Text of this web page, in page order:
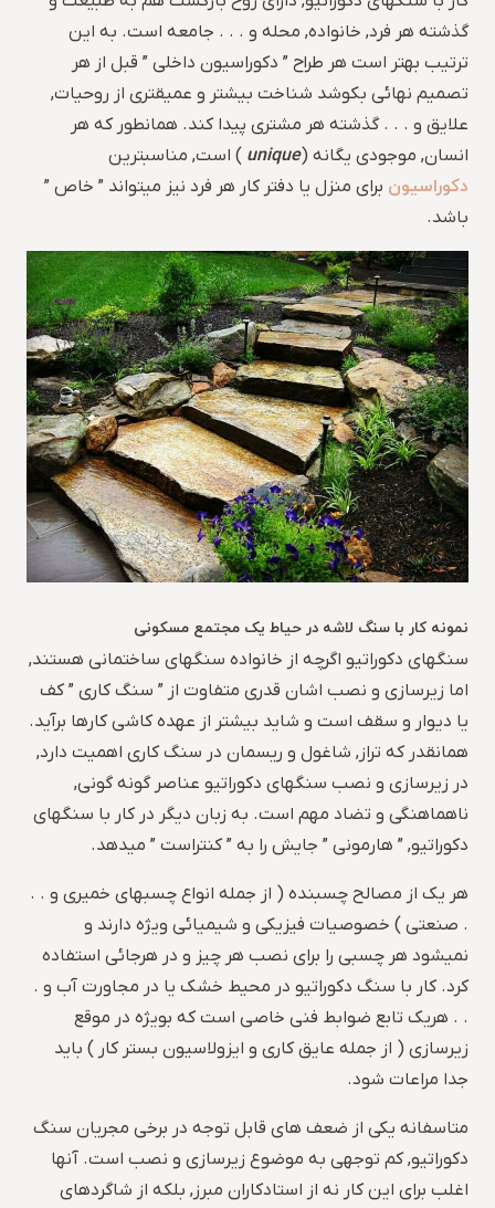
گذشته هر فرد, خانواده, محله و . . . جامعه است. به این
ترتیب بهتر است هر طراح ” دکوراسیون داخلی ” قبل از هر
تصمیم نهائی بکوشد شناخت بیشتر و عمیقتری از روحیات,
علایق و . . . گذشته هر مشتری پیدا کند. همانطور که هر
انسان, موجودی یگانه (unique ) است, مناسبترین
دکوراسیون برای منزل یا دفتر کار هر فرد نیز میتواند ” خاص ”
باشد.
نمونه کار با سنگ لاشه در حیاط یک مجتمع مسکونی
سنگهای دکوراتیو اگرچه از خانواده سنگهای ساختمانی هستند,
اما زیرسازی و نصب اشان قدری متفاوت از ” سنگ کاری ” کف
یا دیوار و سقف است و شاید بیشتر از عهده کاشی کارها برآید.
همانقدر که تراز, شاغول و ریسمان در سنگ کاری اهمیت دارد,
در زیرسازی و نصب سنگهای دکوراتیو عناصر گونه گونی,
ناهماهنگی و تضاد مهم است. به زبان دیگر در کار با سنگهای
دکوراتیو, ” هارمونی ” جایش را به ” کنتراست ” میدهد.
هر یک از مصالح چسبنده ( از جمله انواع چسبهای خمیری و . .
. صنعتی ) خصوصیات فیزیکی و شیمیائی ویژه دارند و
نمیشود هر چسبی را برای نصب هر چیز و در هرجائی استفاده
کرد. کار با سنگ دکوراتیو در محیط خشک یا در مجاورت آب و .
. . هریک تابع ضوابط فنی خاصی است که بویژه در موقع
زیرسازی ( از جمله عایق کاری و ایزولاسیون بستر کار ) باید
جدا مراعات شود.
متاسفانه یکی از ضعف های قابل توجه در برخی مجریان سنگ
دکوراتیو, کم توجهی به موضوع زیرسازی و نصب است. آنها
اغلب برای این کار نه از استادکاران مبرز, بلکه از شاگردهای